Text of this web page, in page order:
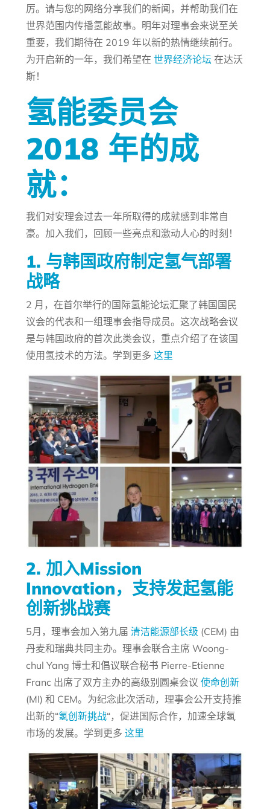
厉。请与您的网络分享我们的新闻，并帮助我们在
世界范围内传播氢能故事。明年对理事会来说至关
重要，我们期待在 2019 年以新的热情继续前行。
为开启新的一年，我们希望在 世界经济论坛在达沃
斯！
氢能委员会
2018 年的成
就：
我们对安理会过去一年所取得的成就感到非常自
豪。加入我们，回顾一些亮点和激动人心的时刻！
1. 与韩国政府制定氢气部署
战略
2 月，在首尔举行的国际氢能论坛汇聚了韩国国民
议会的代表和一组理事会指导成员。这次战略会议
是与韩国政府的首次此类会议，重点介绍了在该国
使用氢技术的方法。学到更多 这里
2. 加入Mission
Innovation，支持发起氢能
创新挑战赛
5月，理事会加入第九届 清洁能源部长级 (CEM) 由
丹麦和瑞典共同主办。理事会联合主席 Woong-
chul Yang 博士和倡议联合秘书 Pierre-Etienne
Franc 出席了双方主办的高级别圆桌会议 使命创新
(MI) 和 CEM。为纪念此次活动，理事会公开支持推
出新的“氢创新挑战“，促进国际合作，加速全球氢
市场的发展。学到更多 这里